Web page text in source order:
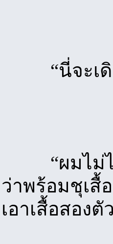
“นี่จะเดิน
“ผมไม่ได้
ว่าพร้อมชุเสื้
เอาเสื้อสอง